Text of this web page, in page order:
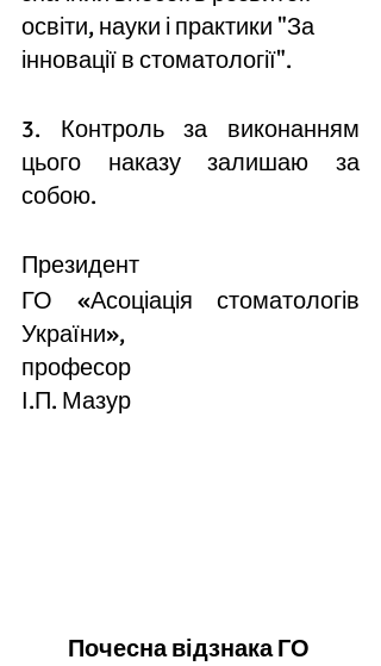
освіти, науки і практики "За
інновації в стоматології".
3. Контроль за виконанням
цього наказу залишаю за
собою.
Президент
ГО «Асоціація стоматологів
України»,
професор
І.П. Мазур
Почесна відзнака ГО